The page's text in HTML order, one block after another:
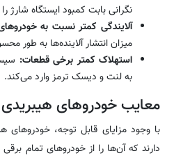
نگرانی بابت کمبود ایستگاه شارژ
آلایندگی کمتر نسبت به
میزان انتشار آلاینده‌ها به طور
استهلاک کمتر برخی قطعات:
به لنت و دیسک ترمز وارد می‌کند.
معایب خودروهای هیبریدی
با وجود مزایای قابل توجه،
دارند که آن‌ها را از خودروهای تمام